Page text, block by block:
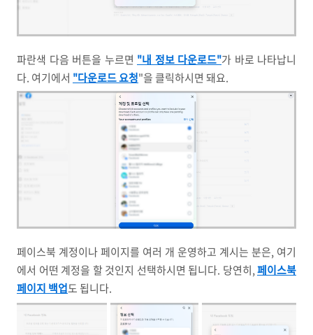
파란색 다음 버튼을 누르면 "내 정보 다운로드"가 바로 나타납니
다. 여기에서 "다운로드 요청"을 클릭하시면 돼요.
페이스북 계정이나 페이지를 여러 개 운영하고 계시는 분은, 여기
에서 어떤 계정을 할 것인지 선택하시면 됩니다. 당연히,페이스북
페이지 백업도 됩니다.